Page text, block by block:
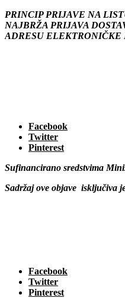
PRINCIP PRIJAVE NA
NAJBRŽA PRIJAVA
ADRESU ELEKTRONIČKE
Facebook
Twitter
Pinterest
Sufinancirano sredstvima
Sadržaj ove objave isključiva
Facebook
Twitter
Pinterest